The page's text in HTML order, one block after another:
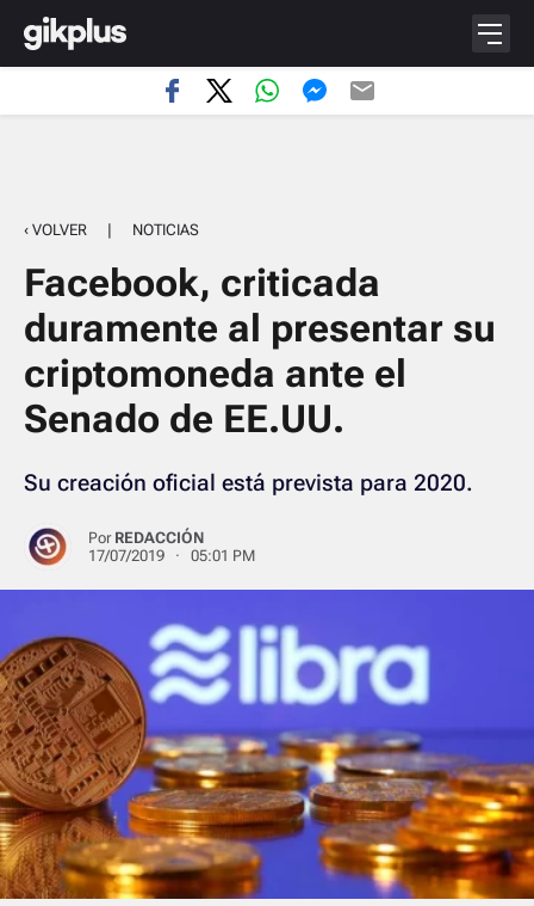
‹ VOLVER | NOTICIAS
Facebook, criticada
duramente al presentar su
criptomoneda ante el
Senado de EE.UU.
Su creación oficial está prevista para 2020.
Por REDACCIÓN
17/07/2019 · 05:01 PM